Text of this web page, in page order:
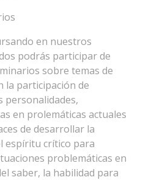
en nuestros
podrás participar de
sobre temas de
la participación de
personalidades,
en prolemáticas actuales
de desarrollar la
espíritu crítico para
problemáticas en
saber, la habilidad para